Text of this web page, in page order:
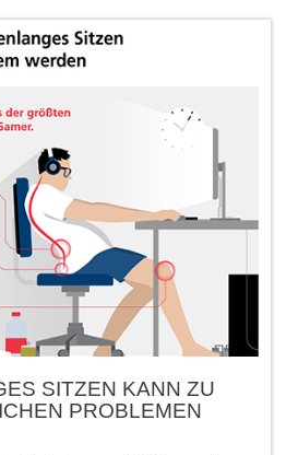
SITZEN KANN ZU
PROBLEMEN